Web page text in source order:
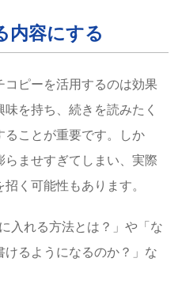
内容にする
コピーを活用するのは効果
を持ち、続きを読みたく
ることが重要です。しか
らませすぎてしまい、実際
く可能性もあります。
入れる方法とは？」や「な
るようになるのか？」な